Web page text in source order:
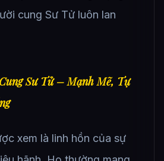
cung Sư Tử luôn lan
Sư Tử – Mạnh Mẽ, Tự
xem là linh hồn của sự